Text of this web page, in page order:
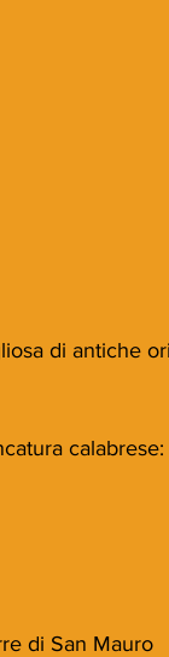
di antiche
calabrese:
di San Mauro